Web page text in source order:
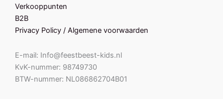
Verkooppunten
B2B
Privacy Policy / Algemene voorwaarden
E-mail: Info@feestbeest-kids.nl
KvK-nummer: 98749730
BTW-nummer: NL086862704B01